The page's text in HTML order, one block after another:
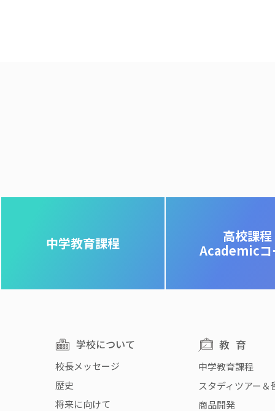
中学教育課程
高校課程
Academicコ
学校について
校長メッセージ
歴史
将来に向けて
教育
中学教育課程
スタディツアー＆
商品開発